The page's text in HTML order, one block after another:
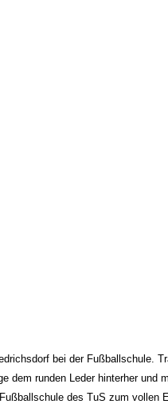
bei der Fußballschule.
dem runden Leder hinterher
des TuS zum vollen